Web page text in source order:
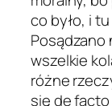
co było, i
Posądzano
wszelkie
różne
się de